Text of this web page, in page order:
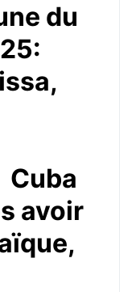
du
Cuba
avoir